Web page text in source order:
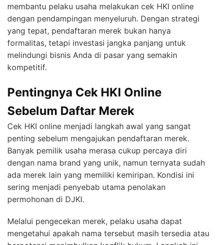
membantu pelaku usaha melakukan cek HKI online
dengan pendampingan menyeluruh. Dengan strategi
yang tepat, pendaftaran merek bukan hanya
formalitas, tetapi investasi jangka panjang untuk
melindungi bisnis Anda di pasar yang semakin
kompetitif.
Pentingnya Cek HKI Online
Sebelum Daftar Merek
Cek HKI online menjadi langkah awal yang sangat
penting sebelum mengajukan pendaftaran merek.
Banyak pemilik usaha merasa cukup percaya diri
dengan nama brand yang unik, namun ternyata sudah
ada merek lain yang memiliki kemiripan. Kondisi ini
sering menjadi penyebab utama penolakan
permohonan di DJKI.
Melalui pengecekan merek, pelaku usaha dapat
mengetahui apakah nama tersebut masih tersedia atau